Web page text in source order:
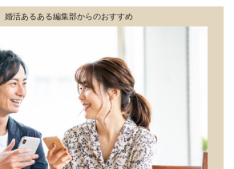
・芸能
婚活あるある編集部からのおすすめ